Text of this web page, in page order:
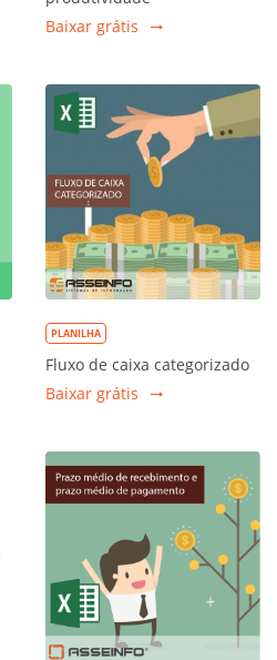
Baixar grátis
PLANILHA
Fluxo de caixa categorizado
Baixar grátis